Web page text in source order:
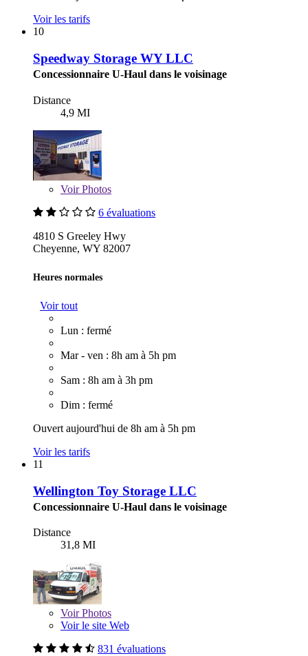
Voir les tarifs
10
Speedway Storage WY LLC
Concessionnaire U-Haul dans le voisinage
Distance
4,9 MI
VoirPhotos
6 évaluations
4810 S Greeley Hwy
Cheyenne, WY 82007
Heures normales
Voir tout
Lun : fermé
Mar - ven : 8h am à 5h pm
Sam : 8h am à 3h pm
Dim : fermé
Ouvert aujourd'hui de 8h am à 5h pm
Voir les tarifs
11
Wellington Toy Storage LLC
Concessionnaire U-Haul dans le voisinage
Distance
31,8 MI
VoirPhotos
Voir le site Web
831 évaluations